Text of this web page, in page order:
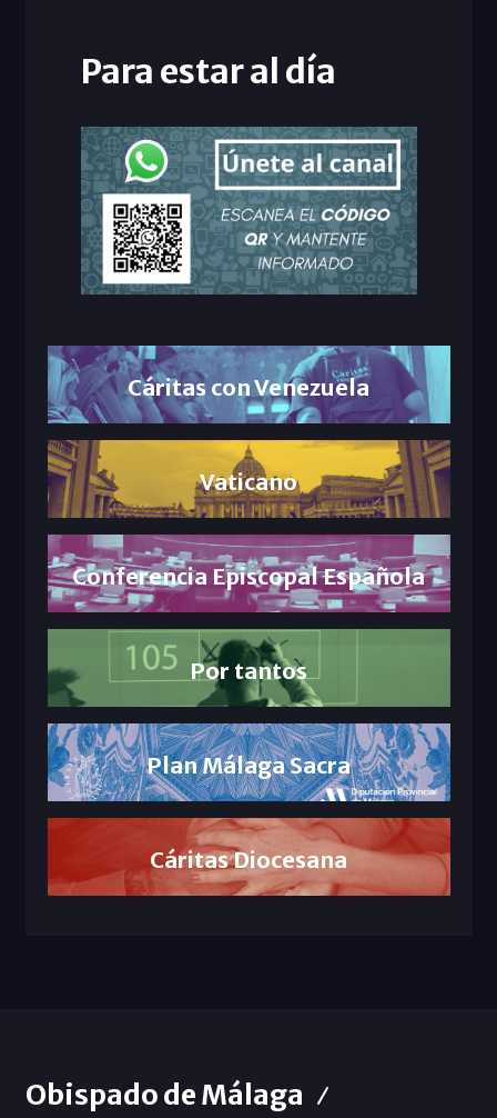
Para estar al día
Cáritas con Venezuela
Vaticano
Conferencia Episcopal Española
Por tantos
Plan Málaga Sacra
Cáritas Diocesana
Obispado de Málaga